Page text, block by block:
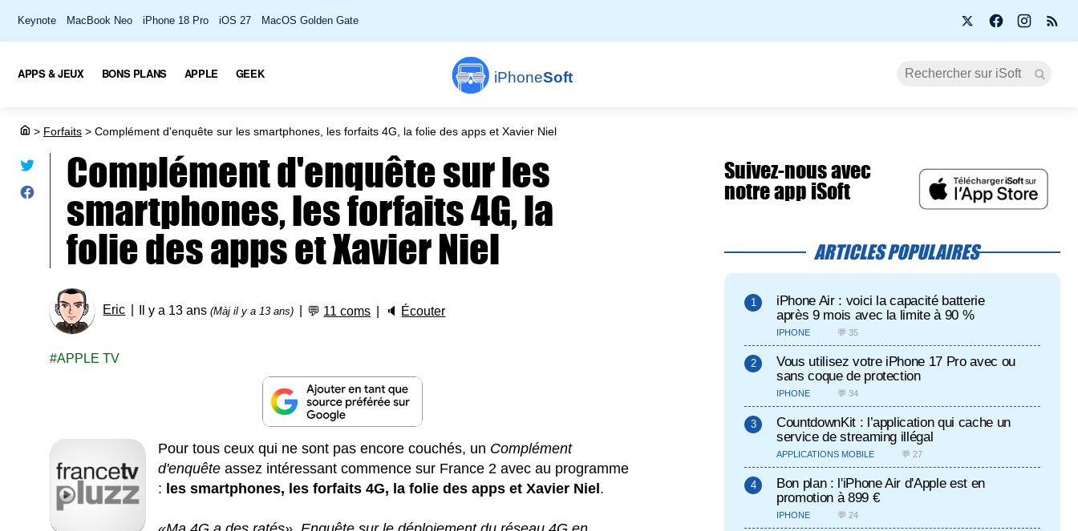
Keynote MacBook Neo iPhone 18 Pro iOS 27 MacOS Golden Gate
iPhoneSoft
APPS & JEUX BONS PLANS APPLE GEEK
> Forfaits > Complément d'enquête sur les smartphones, les forfaits 4G, la folie des apps et Xavier Niel
Complément d'enquête sur les
smartphones, les forfaits 4G, la
folie des apps et Xavier Niel
Eric Il y a 13 ans(Màj il y a 13 ans) 💬 11 coms 🔈 Écouter
APPLE TV
Pour tous ceux qui ne sont pas encore couchés, un Complément
d'enquête assez intéressant commence sur France 2 avec au programme
: les smartphones, les forfaits 4G, la folie des apps et Xavier Niel.
Suivez-nous avec
notre app iSoft
ARTICLES POPULAIRES
iPhone Air : voici la capacité batterie
après 9 mois avec la limite à 90 %
IPHONE 💬 35
Vous utilisez votre iPhone 17 Pro avec ou
sans coque de protection
IPHONE 💬 34
CountdownKit : l’application qui cache un
service de streaming illégal
APPLICATIONS MOBILE 💬 27
Bon plan : l'iPhone Air d'Apple est en
promotion à 899 €
IPHONE 💬 24